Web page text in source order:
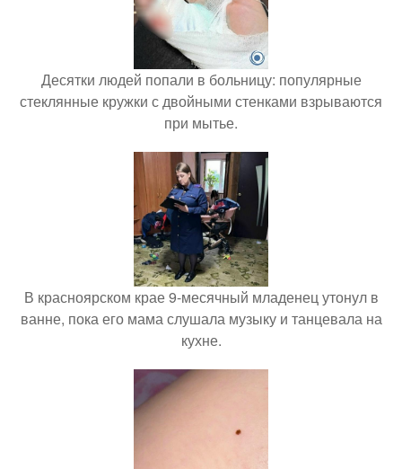
Десятки людей попали в больницу: популярные
стеклянные кружки с двойными стенками взрываются
при мытье.
В красноярском крае 9-месячный младенец утонул в
ванне, пока его мама слушала музыку и танцевала на
кухне.